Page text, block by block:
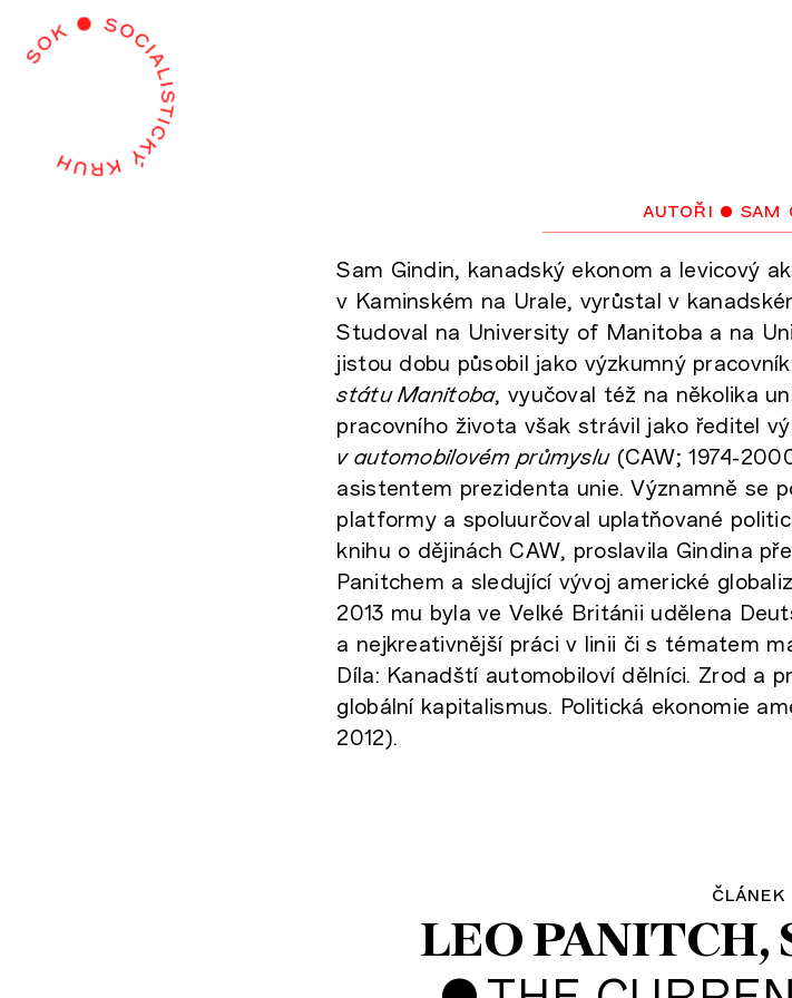
autoři • sam
Sam Gindin, kanadský ekonom a levicový
v Kaminském na Urale, vyrůstal v
Studoval na University of Manitoba a na
jistou dobu působil jako výzkumný
státu Manitoba, vyučoval též na několika
pracovního života však strávil jako ředitel
v automobilovém průmyslu(CAW; 1974-
asistentem prezidenta unie. Významně se
platformy a spoluurčoval uplatňované
knihu o dějinách CAW, proslavila Gindina
Panitchem a sledující vývoj americké
2013 mu byla ve Velké Británii udělena
a nejkreativnější práci v linii či s tématem
Díla: Kanadští automobiloví dělníci. Zrod a
globální kapitalismus. Politická ekonomie
2012).
článek
LEO PANITCH